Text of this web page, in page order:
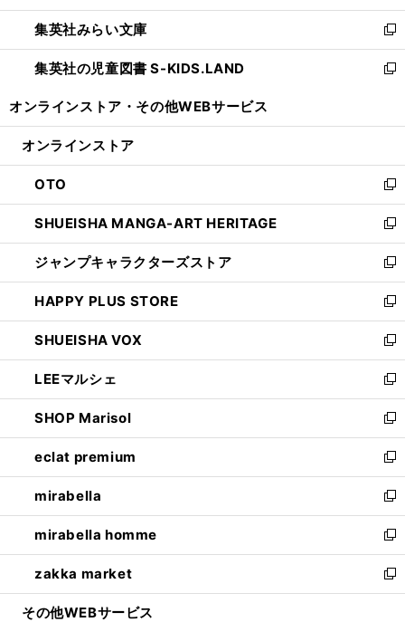
開
く
ウ
で
開
く
ン
ド
ウ
で
ウ
ィ
ン
ド
開
集英社みらい文庫
新
し
い
ン
ウ
で
開
く
集英社の児童図書 S-KIDS.LAND
新
ウ
ン
ド
ウ
で
開
く
オンラインストア・ その他WEBサービス
オンラインストア
OTO
新
し
い
ウ
ィ
ン
ド
ウ
で
開
く
SHUEISHA MANGA-ART HERITAGE
新
し
い
ウ
ィ
ン
ド
ウ
で
開
く
ジャンプキャラクターズストア
新
し
い
ウ
ィ
ン
ド
ウ
で
開
く
HAPPY PLUS STORE
新
し
い
ウ
ィ
ン
ド
ウ
で
開
く
SHUEISHA VOX
新
し
い
ウ
ィ
ン
ド
ウ
で
開
く
LEEマルシェ
新
し
い
ウ
ィ
ン
ド
ウ
で
開
く
SHOP Marisol
新
し
い
ウ
ィ
ン
ド
ウ
で
開
eclat premium
新
し
い
ウ
ィ
ン
ド
ウ
mirabella
新
し
い
ウ
ィ
ン
mirabella homme
新
し
い
ウ
zakka market
新
し
その他WEBサービス